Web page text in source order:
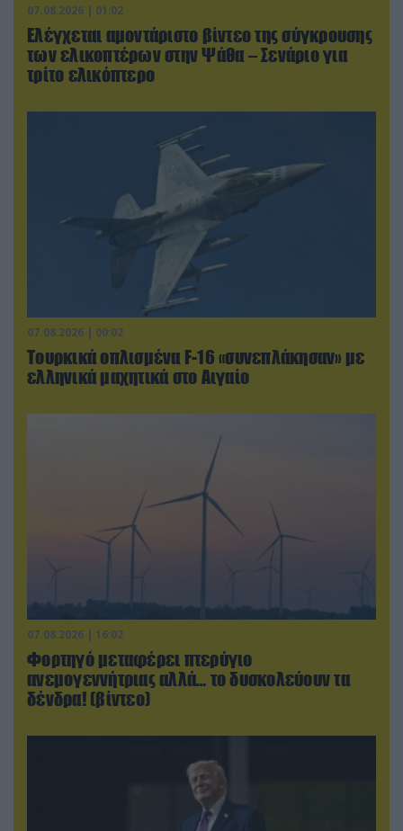
07.08.2026 | 01:02
Ελέγχεται αμοντάριστο βίντεο της σύγκρουσης
των ελικοπτέρων στην Ψάθα – Σενάριο για
τρίτο ελικόπτερο
07.08.2026 | 00:02
Τουρκικά οπλισμένα F-16 «συνεπλάκησαν» με
ελληνικά μαχητικά στο Αιγαίο
07.08.2026 | 16:02
Φορτηγό μεταφέρει πτερύγιο
ανεμογεννήτριας αλλά… το δυσκολεύουν τα
δένδρα! (βίντεο)